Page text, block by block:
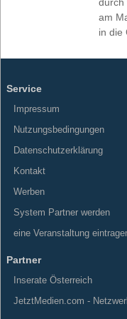
am
in die
Service
Impressum
Nutzungsbedingungen
Datenschutzerklärung
Kontakt
Werben
System Partner werden
eine Veranstaltung
Partner
Inserate Österreich
JetztMedien.com -